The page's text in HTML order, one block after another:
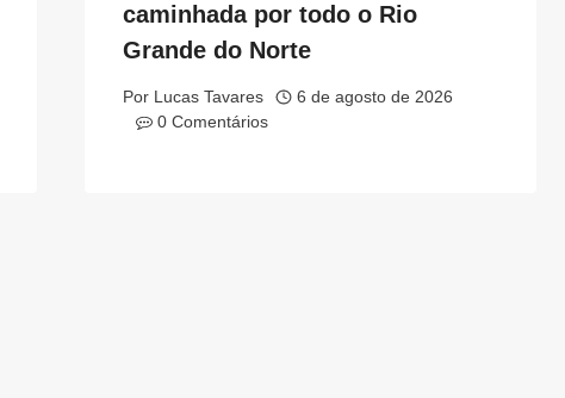
caminhada por todo o Rio
Grande do Norte
Por Lucas Tavares
6 de agosto de 2026
0 Comentários